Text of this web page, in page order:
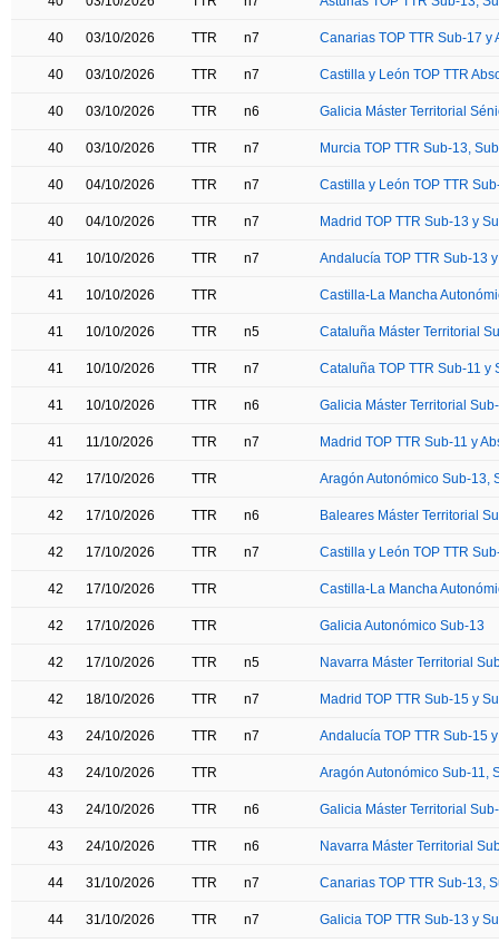
40 03/10/2026 TTR n7 Canarias TOP TTR Sub-17 y
40 03/10/2026 TTR n7 Castilla y León TOP TTR
40 03/10/2026 TTR n6 Galicia Máster Territorial
40 03/10/2026 TTR n7 Murcia TOP TTR Sub-13,
40 04/10/2026 TTR n7 Castilla y León TOP TTR
40 04/10/2026 TTR n7 Madrid TOP TTR Sub-13 y
41 10/10/2026 TTR n7 Andalucía TOP TTR Sub-13
41 10/10/2026 TTR Castilla-La Mancha
41 10/10/2026 TTR n5 Cataluña Máster Territorial
41 10/10/2026 TTR n7 Cataluña TOP TTR Sub-11 y
41 10/10/2026 TTR n6 Galicia Máster Territorial
41 11/10/2026 TTR n7 Madrid TOP TTR Sub-11 y
42 17/10/2026 TTR Aragón Autonómico Sub-13,
42 17/10/2026 TTR n6 Baleares Máster Territorial
42 17/10/2026 TTR n7 Castilla y León TOP TTR
42 17/10/2026 TTR Castilla-La Mancha
42 17/10/2026 TTR Galicia Autonómico Sub-13
42 17/10/2026 TTR n5 Navarra Máster Territorial
42 18/10/2026 TTR n7 Madrid TOP TTR Sub-15 y
43 24/10/2026 TTR n7 Andalucía TOP TTR Sub-15
43 24/10/2026 TTR Aragón Autonómico Sub-11,
43 24/10/2026 TTR n6 Galicia Máster Territorial
43 24/10/2026 TTR n6 Navarra Máster Territorial
44 31/10/2026 TTR n7 Canarias TOP TTR Sub-13,
44 31/10/2026 TTR n7 Galicia TOP TTR Sub-13 y